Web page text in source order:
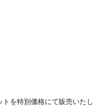
を特別価格にて販売いたし